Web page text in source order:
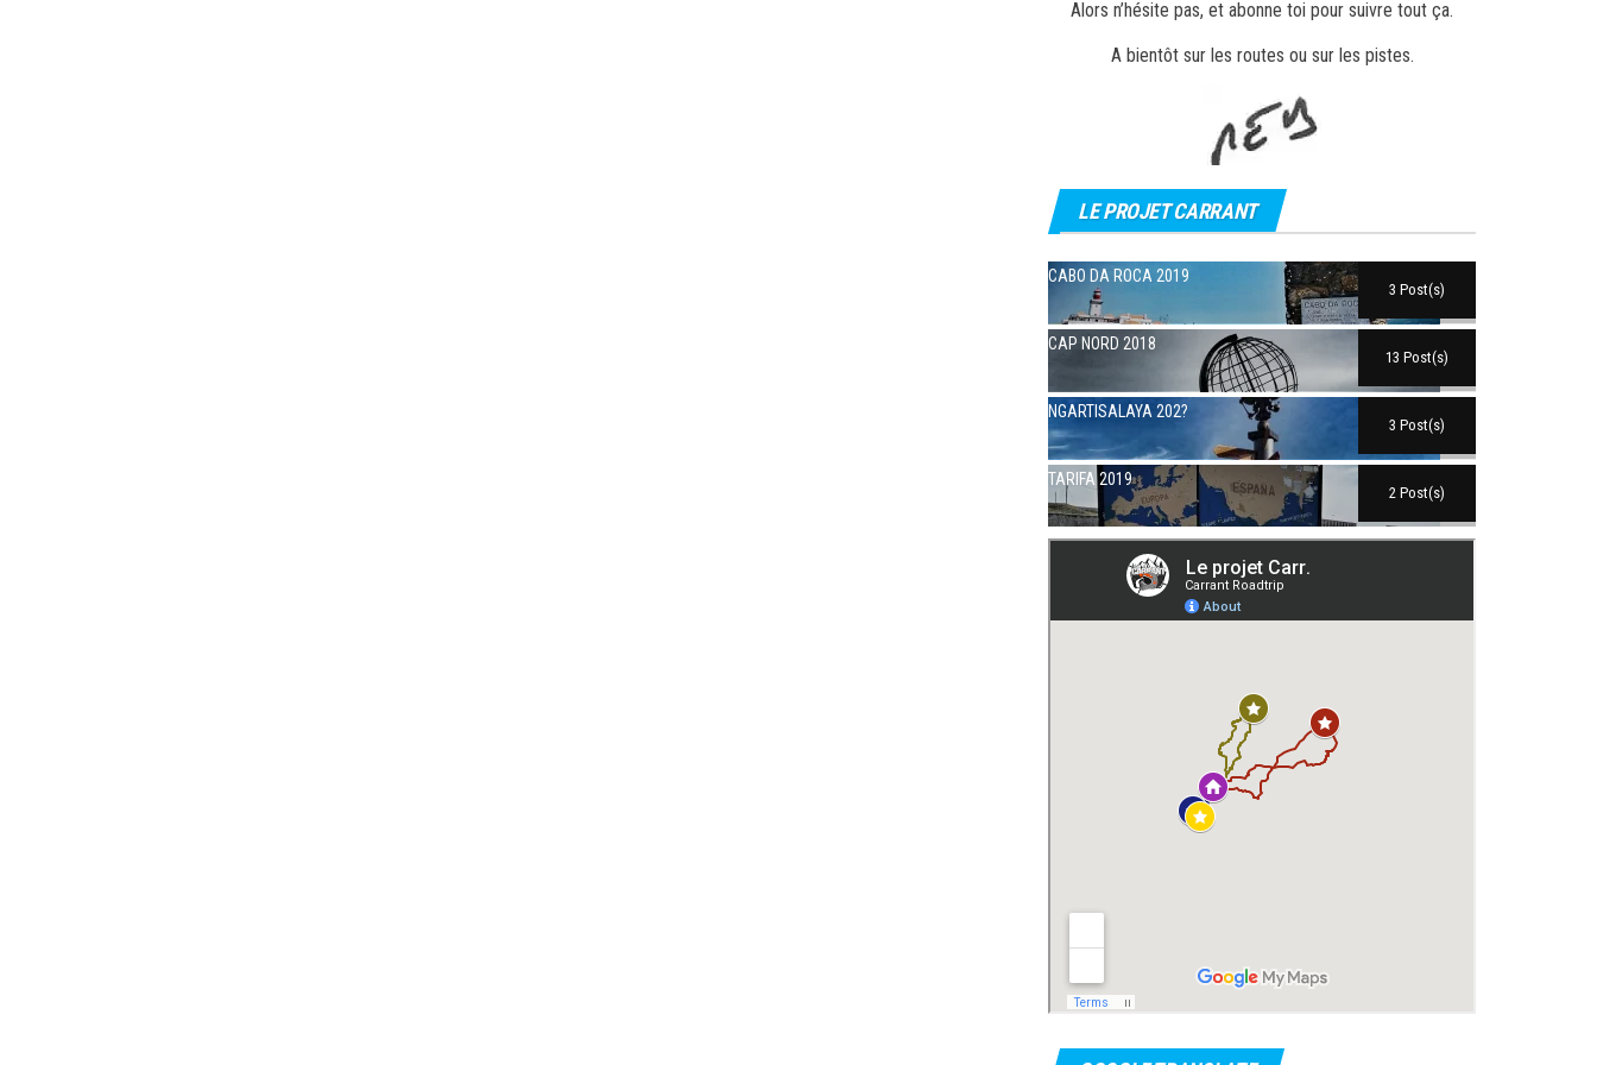
Alors n’hésite pas, et abonne toi pour suivre tout ça.
A bientôt sur les routes ou sur les pistes.
LE PROJET CARRANT
CABO DA ROCA 2019
3 Post(s)
CAP NORD 2018
13 Post(s)
NGARTISALAYA 202?
3 Post(s)
TARIFA 2019
2 Post(s)